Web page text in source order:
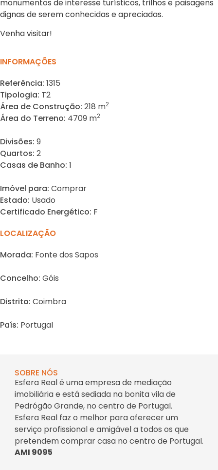
monumentos de interesse turísticos, trilhos e paisagens
dignas de serem conhecidas e apreciadas.
Venha visitar!
INFORMAÇÕES
Referência: 1315
Tipologia: T2
Área de Construção: 218 m2
Área do Terreno: 4709 m2
Divisões: 9
Quartos: 2
Casas de Banho: 1
Imóvel para: Comprar
Estado: Usado
Certificado Energético: F
LOCALIZAÇÃO
Morada: Fonte dos Sapos
Concelho: Góis
Distrito: Coimbra
País: Portugal
SOBRE NÓS
Esfera Real é uma empresa de mediação
imobiliária e está sediada na bonita vila de
Pedrógão Grande, no centro de Portugal.
Esfera Real faz o melhor para oferecer um
serviço profissional e amigável a todos os que
pretendem comprar casa no centro de Portugal.
AMI 9095